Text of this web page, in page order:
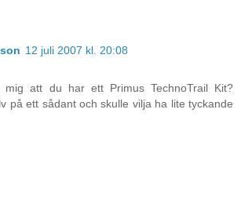
12 juli 2007 kl. 20:08
mig att du har ett Primus TechnoTrail Kit?
på ett sådant och skulle vilja ha lite tyckande